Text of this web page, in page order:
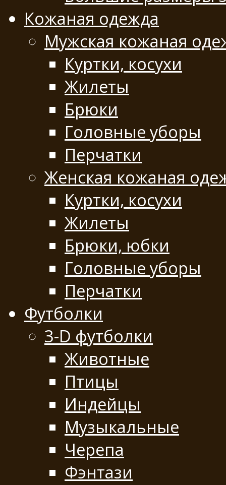
Кожаная одежда
Мужская кожаная
Куртки, косухи
Жилеты
Брюки
Головные уборы
Перчатки
Женская кожаная
Куртки, косухи
Жилеты
Брюки, юбки
Головные уборы
Перчатки
Футболки
3-D футболки
Животные
Птицы
Индейцы
Музыкальные
Черепа
Фэнтази